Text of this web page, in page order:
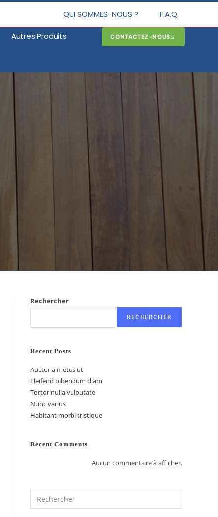
QUI SOMMES-NOUS ? F.A.Q
Autres Produits CONTACTEZ-NOUS
Rechercher
RECHERCHER
Recent Posts
Auctor a metus ut
Eleifend bibendum diam
Tortor nulla vulputate
Nunc varius
Habitant morbi tristique
Recent Comments
Aucun commentaire à afficher.